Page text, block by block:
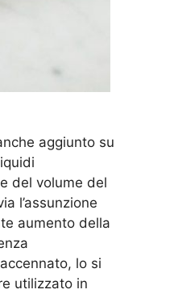
aggiunto su
del volume del
l’assunzione
aumento della
lo si
utilizzato in